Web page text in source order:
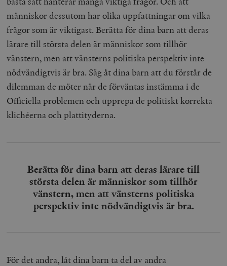
människor dessutom har olika uppfattningar om vilka
frågor som är viktigast. Berätta för dina barn att deras
lärare till största delen är människor som tillhör
vänstern, men att vänsterns politiska perspektiv inte
nödvändigtvis är bra. Säg åt dina barn att du förstår de
dilemman de möter när de förväntas instämma i de
Officiella problemen och upprepa de politiskt korrekta
klichéerna och plattityderna.
Berätta för dina barn att deras lärare till
största delen är människor som tillhör
vänstern, men att vänsterns politiska
perspektiv inte nödvändigtvis är bra.
För det andra, låt dina barn ta del av andra
_hjSessionUser_675006 .timbro.se 1 år
_hjIncludedInSessionSample_675006 .timbro.se
2
minuter
Inc.
.vimeo.com
månad
Dessa kakor
av Vimeo-
webbplatser.